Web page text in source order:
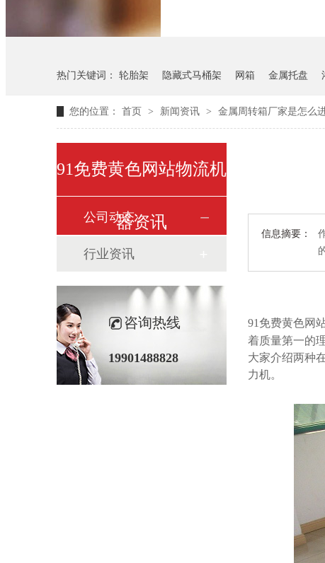
热门关键词： 轮胎架 隐藏式马桶架 网箱 金属托盘
您的位置： 首页 > 新闻资讯 > 金属周转箱厂家是怎么
信息摘要：
91免费黄色网站
着质量第一的理
大家介绍两种
力机。
91免费黄色网站物流机
器资讯
公司动态
行业资讯
咨询热线
19901488828